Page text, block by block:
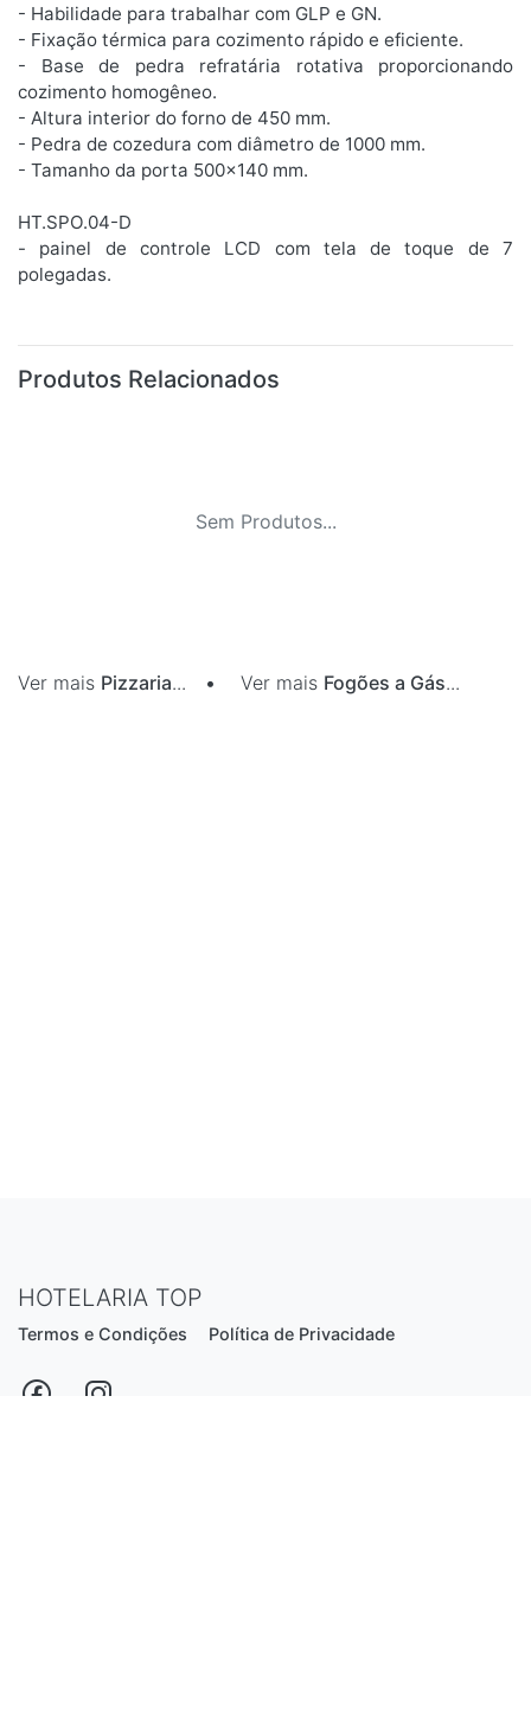
- Habilidade para trabalhar com GLP e GN.
- Fixação térmica para cozimento rápido e eficiente.
- Base de pedra refratária rotativa proporcionando
cozimento homogêneo.
- Altura interior do forno de 450 mm.
- Pedra de cozedura com diâmetro de 1000 mm.
- Tamanho da porta 500x140 mm.
HT.SPO.04-D
- painel de controle LCD com tela de toque de 7
polegadas.
Produtos Relacionados
Sem Produtos...
Ver mais Pizzaria... • Ver mais Fogões a Gás...
HOTELARIA TOP
Termos e Condições Política de Privacidade